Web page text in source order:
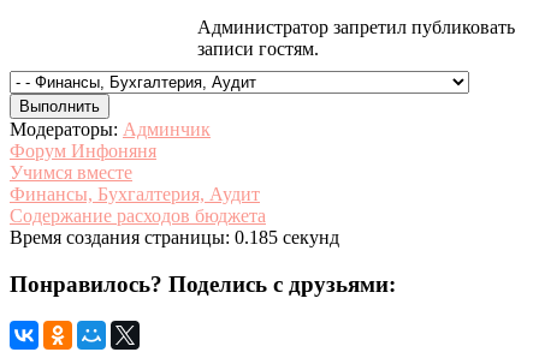
Администратор запретил публиковать
записи гостям.
Модераторы: Админчик
Форум Инфоняня
Учимся вместе
Финансы, Бухгалтерия, Аудит
Содержание расходов бюджета
Время создания страницы: 0.185 секунд
Понравилось? Поделись с друзьями: